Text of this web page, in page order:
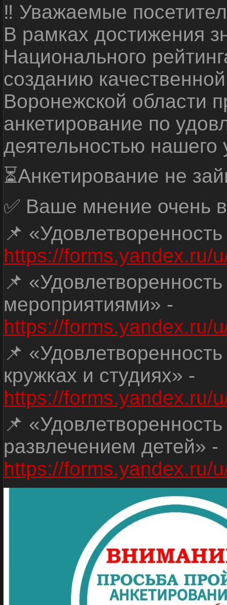
‼ Уважаемые
В рамках достижения
Национального
созданию
Воронежской области
анкетирование по
деятельностью нашего
⏳Анкетирование не
✅ Ваше мнение очень
📌
https://forms.yandex.ru/
📌
мероприятиями» -
https://forms.yandex.ru/
📌
кружках и студиях» -
https://forms.yandex.ru/
📌
развлечением детей» -
https://forms.yandex.ru/